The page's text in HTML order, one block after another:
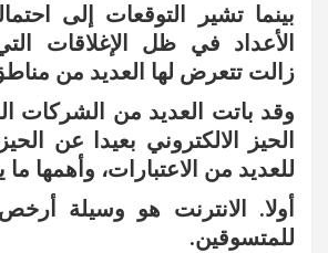
بينما تشير التوقعات إلى
الأعداد في ظل الإغلاقات
زالت تتعرض لها العديد من
وقد باتت العديد من الشركات
الحيز الالكتروني بعيدا عن
للعديد من الاعتبارات، وأهمها ما
أولا. الانترنت هو وسيلة
للمتسوقين.